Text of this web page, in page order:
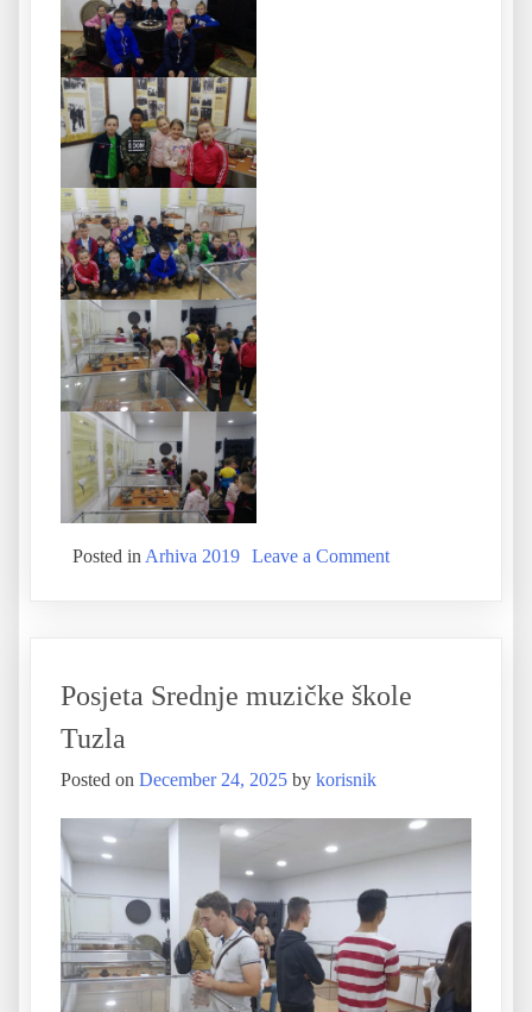
Posted in Arhiva 2019 Leave a Comment
Posjeta Srednje muzičke škole
Tuzla
Posted on December 24, 2025 by korisnik